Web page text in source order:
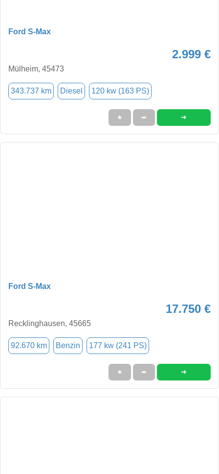
Ford S-Max
2.999 €
Mülheim, 45473
343.737 km Diesel 120 kw (163 PS)
★ ➦ ➜
Ford S-Max
17.750 €
Recklinghausen, 45665
92.670 km Benzin 177 kw (241 PS)
★ ➦ ➜